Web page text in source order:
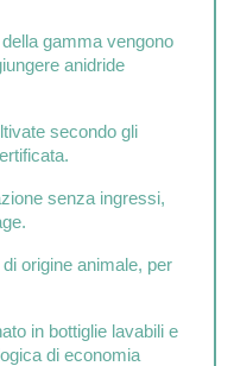
gamma vengono
anidride
secondo gli
senza ingressi,
origine animale, per
in bottiglie lavabili e
di economia